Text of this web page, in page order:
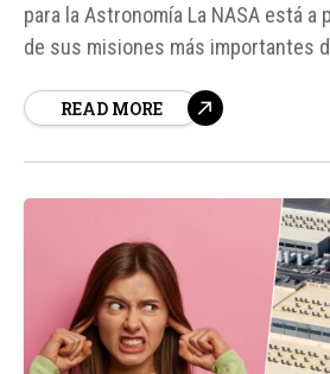
para la Astronomía La NASA está a
de sus misiones más importantes
conocido como el telescopio
READ MORE